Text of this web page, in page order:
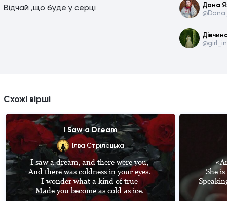
Відчай ,що буде у серці
Дана
Схожі вірші
I Saw a Dream
Ілва Стрілецька
I saw a dream, and there were you,
And there was coldness in your eyes.
I wonder what a kind of true
Made you become as cold as ice.
She